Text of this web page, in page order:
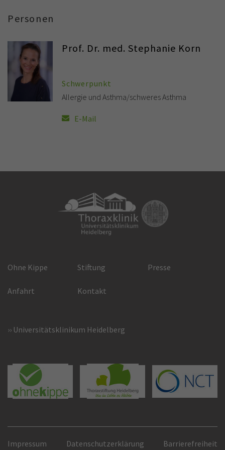
Personen
Prof. Dr. med. Stephanie Korn
Schwerpunkt
Allergie und Asthma/schweres Asthma
E-Mail
Ohne Kippe Stiftung Presse
Anfahrt Kontakt
Universitätsklinikum Heidelberg
Impressum Datenschutzerklärung Barrierefreiheit